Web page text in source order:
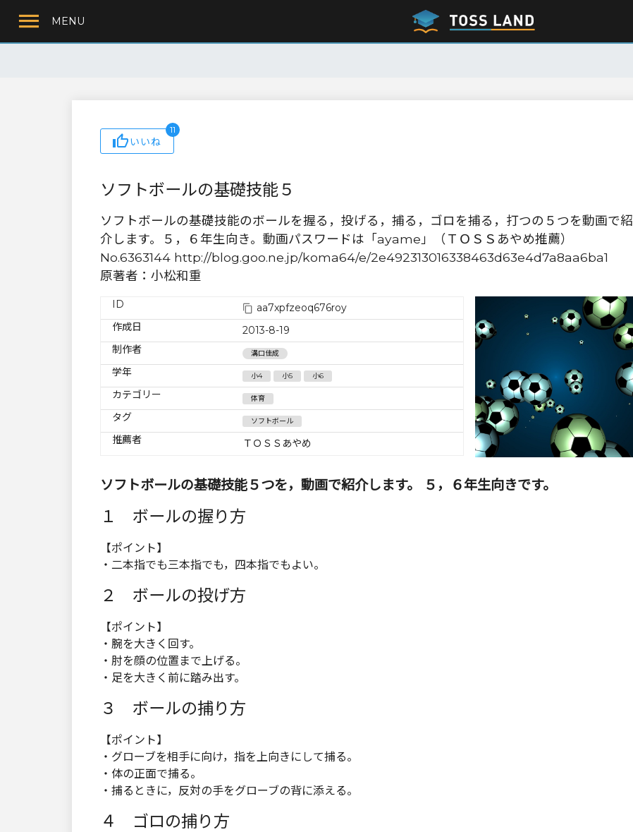
MENU
いいね
11
ソフトボールの基礎技能５
ソフトボールの基礎技能のボールを握る，投げる，捕る，ゴロを捕る，打つの５つを動画で紹
介します。５，６年生向き。動画パスワードは「ayame」（ＴＯＳＳあやめ推薦）
No.6363144 http://blog.goo.ne.jp/koma64/e/2e492313016338463d63e4d7a8aa6ba1
原著者：小松和重
ID
aa7xpfzeoq676roy
作成日
2013-8-19
制作者
溝口佳成
学年 小4 小5 小6
カテゴリー 体育
タグ ソフトボール
推薦者 ＴＯＳＳあやめ
ソフトボールの基礎技能５つを，動画で紹介します。 ５，６年生向きです。
１ ボールの握り方
【ポイント】
・二本指でも三本指でも，四本指でもよい。
２ ボールの投げ方
【ポイント】
・腕を大きく回す。
・肘を顔の位置まで上げる。
・足を大きく前に踏み出す。
３ ボールの捕り方
【ポイント】
・グローブを相手に向け，指を上向きにして捕る。
・体の正面で捕る。
・捕るときに，反対の手をグローブの背に添える。
４ ゴロの捕り方